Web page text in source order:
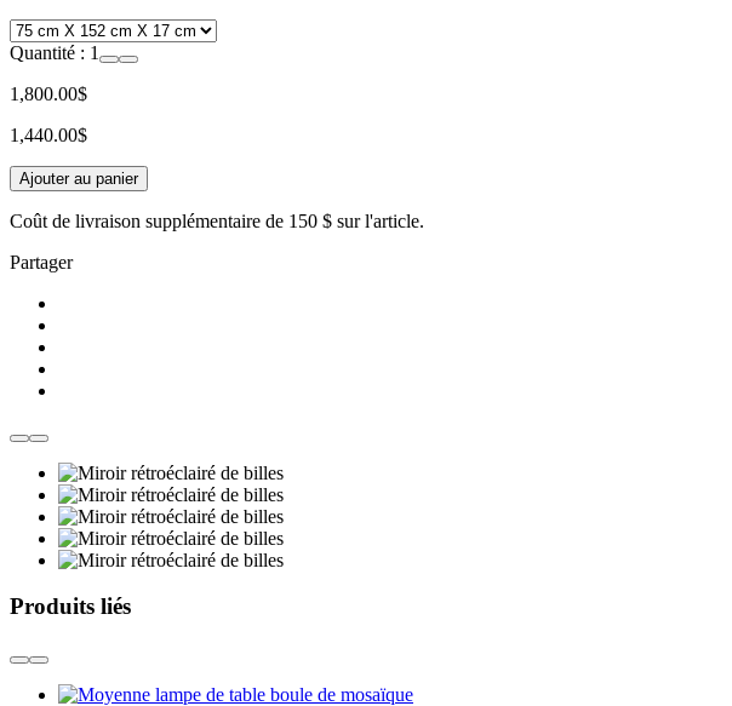
Quantité : 1
1,800.00$
1,440.00$
Ajouter au panier
Coût de livraison supplémentaire de 150 $ sur l'article.
Partager
Produits liés